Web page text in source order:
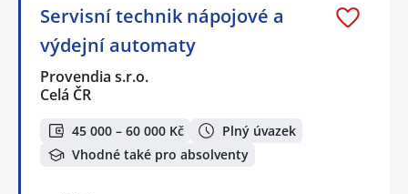
Servisní technik nápojové a
výdejní automaty
Provendia s.r.o.
Celá ČR
45 000 – 60 000 Kč
Plný úvazek
Vhodné také pro absolventy